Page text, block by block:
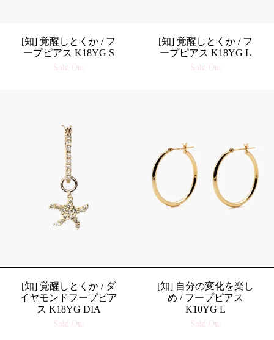
[知] 覚醒しとくか / フ
ープピアス K18YG S
Sold Out
[知] 覚醒しとくか / フ
ープピアス K18YG L
Sold Out
[知] 覚醒しとくか / ダ
イヤモンドフープピア
ス K18YG DIA
Sold Out
[知] 自分の変化を楽し
め / フープピアス
K10YG L
Sold Out